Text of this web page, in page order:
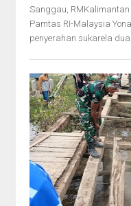
Sanggau,
Pamtas RI-Malaysia
penyerahan sukarela